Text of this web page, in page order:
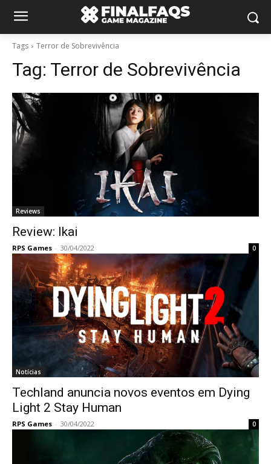
Tags Terror de Sobrevivência
Tag: Terror de Sobrevivência
Reviews
Review: Ikai
RPS Games - 30/04/2022 0
Notícias
Techland anuncia novos eventos em Dying
Light 2 Stay Human
RPS Games - 30/04/2022 0